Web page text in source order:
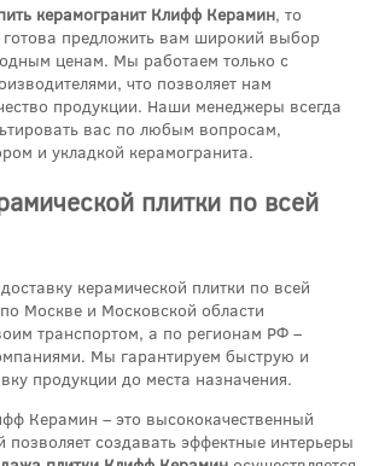
керамогранит Клифф Керамин, то
предложить вам широкий выбор
ценам. Мы работаем только с
что позволяет нам
продукции. Наши менеджеры всегда
вас по любым вопросам,
и укладкой керамогранита.
плитки по всей
керамической плитки по всей
Москве и Московской области
транспортом, а по регионам РФ –
Мы гарантируем быструю и
продукции до места назначения.
Керамин – это высококачественный
позволяет создавать эффектные интерьеры